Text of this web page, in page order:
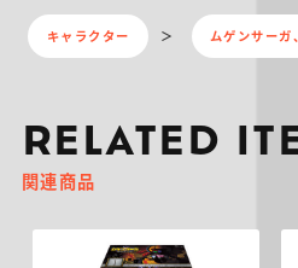
キャラクター ムゲンサーガ
RELATED
関連商品